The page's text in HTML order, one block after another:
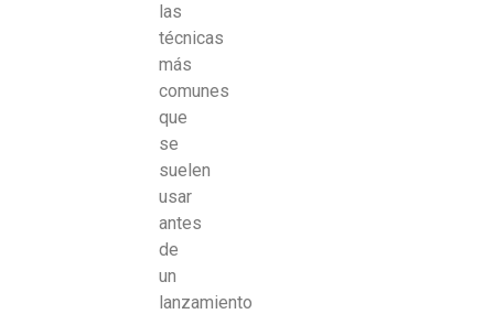
las
técnicas
más
comunes
que
se
suelen
usar
antes
de
un
lanzamiento